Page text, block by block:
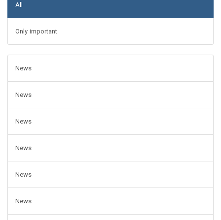
All
Only important
News
News
News
News
News
News